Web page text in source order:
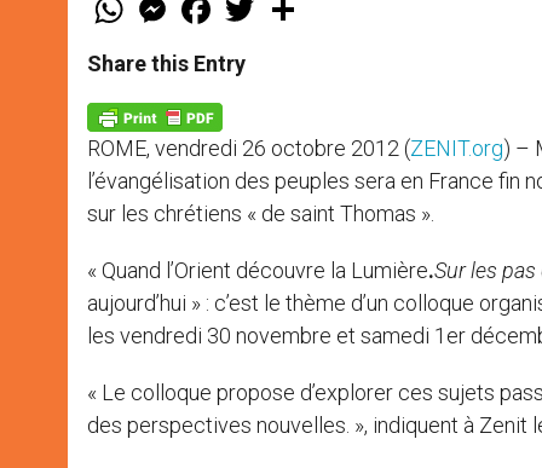
t
s
p
p
e
s
e
g
e
r
a
e
b
k
w
Share this Entry
ROME, vendredi 26 octobre 2012 (ZENIT.org) –
l’évangélisation des peuples sera en France fin
sur les chrétiens « de saint Thomas ».
« Quand l’Orient découvre la Lumière.Sur les pas
aujourd’hui » : c’est le thème d’un colloque
les vendredi 30 novembre et samedi 1er
« Le colloque propose d’explorer ces sujets
des perspectives nouvelles. », indiquent à Zenit